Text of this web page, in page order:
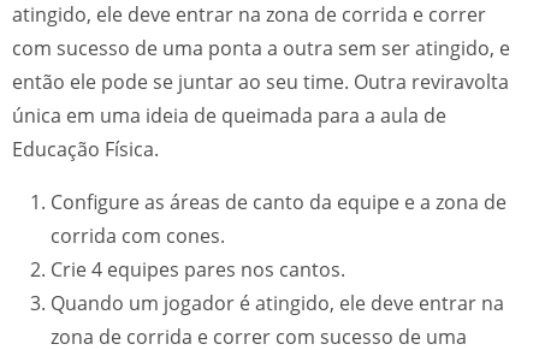
atingido, ele deve entrar na zona de corrida e correr
com sucesso de uma ponta a outra sem ser atingido, e
então ele pode se juntar ao seu time. Outra reviravolta
única em uma ideia de queimada para a aula de
Educação Física.
Configure as áreas de canto da equipe e a zona de
corrida com cones.
Crie 4 equipes pares nos cantos.
Quando um jogador é atingido, ele deve entrar na
zona de corrida e correr com sucesso de uma